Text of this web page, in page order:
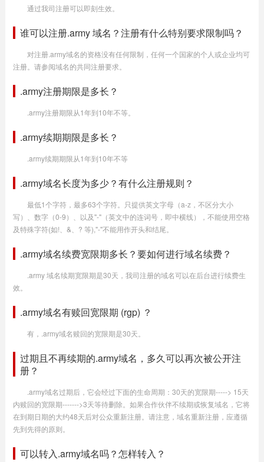
通过我司注册可以即刻生效。
谁可以注册.army 域名？注册有什么特别要求限制吗？
对注册.army域名的资格没有任何限制，任何一个国家的个人或企业均可
注册。请参阅域名的共同注册要求。
.army注册期限是多长？
.army注册期限从1年到10年不等。
.army续期期限是多长？
.army续期期限从1年到10年不等
.army域名长度为多少？有什么注册规则？
最低1个字符，最多63个字符。只提供英文字母（a-z，不区分大小
写）、数字（0-9）、以及"-"（英文中的连词号，即中横线），不能使用空格
及特殊字符(如!、&、? 等),"-"不能用作开头和结尾。
.army域名续费宽限期多长？要如何进行域名续费？
.army 域名续期宽限期是30天，我司注册的域名可以在后台进行续费生
效。
.army域名有赎回宽限期 (rgp) ？
有，.army域名赎回的宽限期是30天。
过期且不再续期的.army域名，多久可以再次被公开注
册？
.army域名过期后，它会经过下面的生命周期：30天的宽限期-----> 15天
内赎回的宽限期------->3天等待删除。如果合作伙伴不续期或恢复域名，它将
在到期日期的大约48天后对公众重新注册。请注意，域名重新注册，应遵循
先到先得的原则。
可以转入.army域名吗？怎样转入？